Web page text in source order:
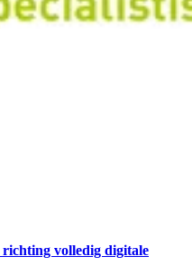
richting volledig digitale